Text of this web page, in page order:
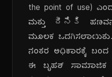
the point of use)
ಮತ್ತು దీనికి
ಮೂಲಕ
ನಂತರ ಅಧಿಕಾರಕ್ಕೆ ಬಂದ
ಈ ಬೃಹತ್ ಸಾಮಾಜಿಕ